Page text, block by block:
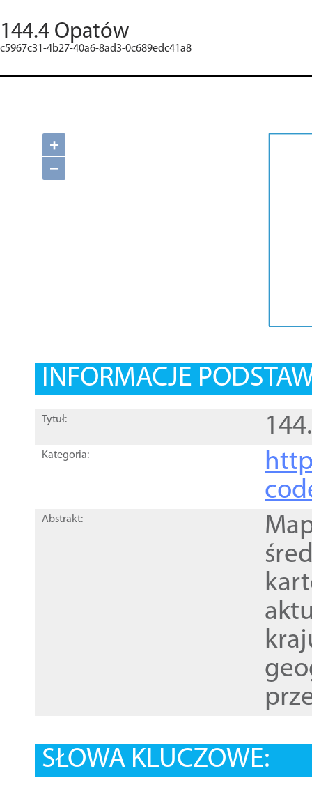
144.4 Opatów
c5967c31-4b27-40a6-8ad3-0c689edc41a8
+
−
INFORMACJE
Tytuł:
Kategoria:
Abstrakt:
SŁOWA KLUCZOWE: